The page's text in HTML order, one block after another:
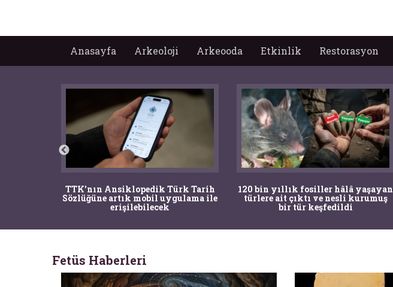
Anasayfa Arkeoloji Arkeooda Etkinlik Restorasyon
TTK'nın Ansiklopedik Türk Tarih
Sözlüğüne artık mobil uygulama ile
erişilebilecek
120 bin yıllık fosiller hâlâ yaşayan
türlere ait çıktı ve nesli kurumuş
bir tür keşfedildi
Fetüs Haberleri